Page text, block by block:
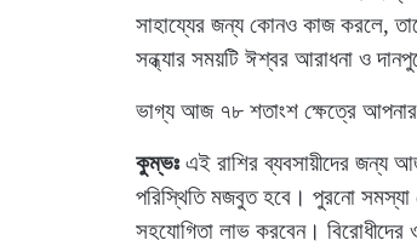
সাহায্যের জন্য কোনও কাজ করলে,
সন্ধ্যার সময়টি ঈশ্বর আরাধনা ও
ভাগ্য আজ ৭৮ শতাংশ ক্ষেত্রে
কুম্ভঃ এই রাশির ব্যবসায়ীদের জন্য
পরিস্থিতি মজবুত হবে। পুরনো সমস্যা
সহযোগিতা লাভ করবেন। বিরোধীদের